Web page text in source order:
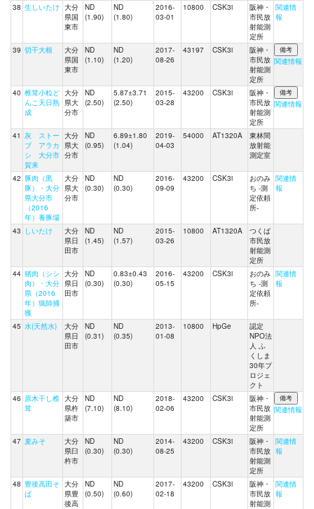
38 生しいたけ 大分
県国
東市
ND
(1.90)
ND
(1.80)
2016-
03-01
10800 CSK3i
阪神・
市民放
射能測
定所
関連情
報
39 切干大根
大分
県国
東市
ND
(1.10)
ND
(1.20)
2017-
08-26
43197 CSK3i
阪神・
市民放
射能測
定所
関連情報
40 椎茸小粒ど
んこ天日熟
成
大分
県大
分市
ND
(2.50)
5.87±3.71
(2.50)
2015-
03-28
43200 CSK3i
阪神・
市民放
射能測
定所
関連情報
41 灰 ストー
ブ アラカ
シ 大分市
賀来
大分
県大
分市
ND
(0.95)
6.89±1.80
(1.04)
2019-
04-03
54000 AT1320A
東林間
放射能
測定室
42 豚肉（黒
豚）・大分
県大分市
（2016
年）養豚場
大分
県大
分市
ND
(0.30)
ND
(0.30)
2016-
09-09
43200 CSK3i
おのみ
ち -測
定依頼
所-
関連情
報
43 しいたけ
大分
県日
田市
ND
(1.45)
ND
(1.57)
2015-
03-26
10800 AT1320A
つくば
市民放
射能測
定所
44 猪肉（シシ
肉）・大分
県（2016
年）猟師捕
獲
大分
県日
田市
ND
(0.30)
0.83±0.43
(0.30)
2016-
05-15
43200 CSK3i
おのみ
ち -測
定依頼
所-
関連情
報
45 水(天然水)
大分
県日
田市
ND
(0.31)
ND
(0.35)
2013-
01-08
10800 HpGe
認定
NPO法
人 ふ
くしま
30年プ
ロジェ
クト
46 原木干し椎
茸
大分
県杵
築市
ND
(7.10)
ND
(8.10)
2018-
02-06
43200 CSK3i
阪神・
市民放
射能測
定所
関連情報
47 麦みそ
大分
県臼
杵市
ND
(0.30)
ND
(0.30)
2014-
08-25
43200 CSK3i
阪神・
市民放
射能測
定所
関連情
報
48 豊後高田そ
ば
大分
県豊
後高
ND
(0.50)
ND
(0.60)
2017-
02-18
43200 CSK3i
阪神・
市民放
射能測
関連情
報